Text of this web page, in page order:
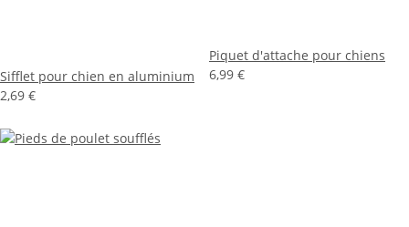
Sifflet pour chien en aluminium
2,69 €
Piquet d'attache pour chiens
6,99 €